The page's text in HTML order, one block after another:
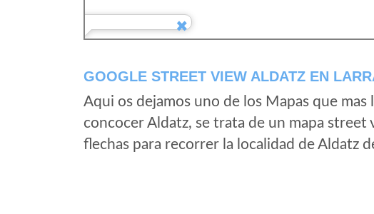
GOOGLE STREET VIEW ALDATZ EN
Aqui os dejamos uno de los Mapas que mas
concocer Aldatz, se trata de un mapa street
flechas para recorrer la localidad de Aldatz